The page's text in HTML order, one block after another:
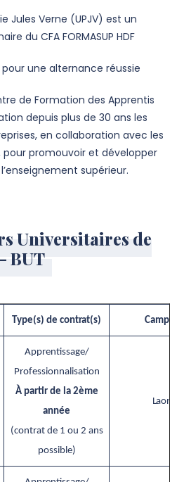
Jules Verne (UPJV) est un
du CFA FORMASUP HDF
une alternance réussie
de Formation des Apprentis
depuis plus de 30 ans les
en collaboration avec les
pour promouvoir et développer
supérieur.
Universitaires de
BUT
Type(s) decontrat(s) Campus
Apprentissage/
Professionnalisation
À partir de la 2ème
année
(contrat de 1 ou 2 ans
possible)
Laon